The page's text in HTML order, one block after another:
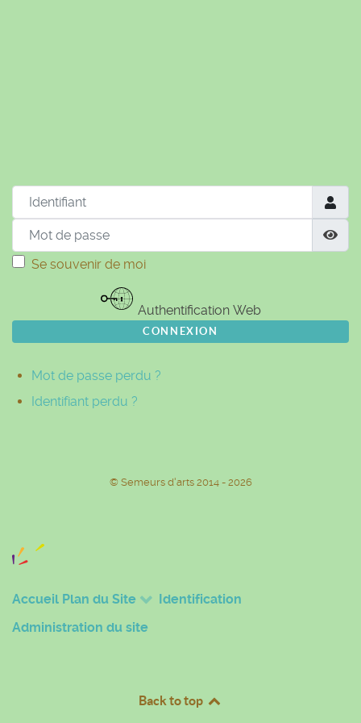
Identifiant
Mot de passe
Se souvenir de moi
Authentification Web
CONNEXION
Mot de passe perdu ?
Identifiant perdu ?
© Semeurs d'arts 2014 - 2026
Accueil Plan du Site
Identification
Administration du site
Back to top